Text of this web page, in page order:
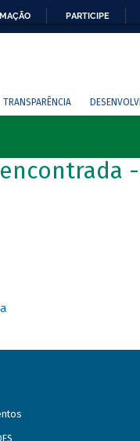
PARTICIPE
TRANSPARÊNCIA